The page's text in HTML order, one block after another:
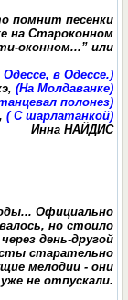
помнит песенки
на Староконном
оконном...” или
Одессе, в Одессе.)
(На Молдаванке)
полонез)
( С шарлатанкой)
Инна НАЙДИС
Официально
но стоило
день-другой
старательно
мелодии - они
не отпускали.